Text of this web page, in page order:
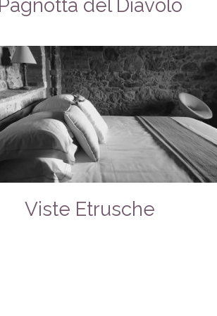
Pagnotta del Diavolo
Viste Etrusche